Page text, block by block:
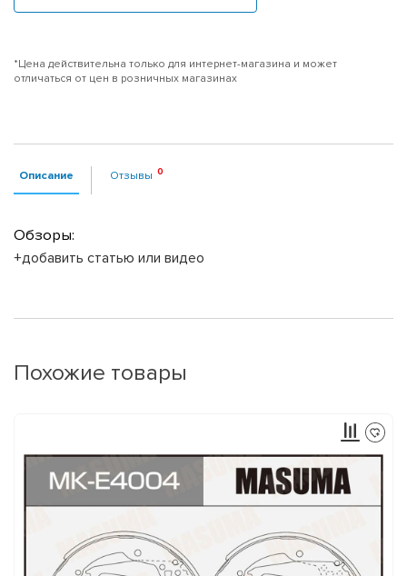
*Цена действительна только для интернет-магазина и может
отличаться от цен в розничных магазинах
Описание Отзывы
Обзоры:
+добавить статью или видео
Похожие товары